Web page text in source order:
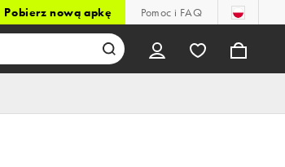
Pobierz nową apkę Pomoc i FAQ